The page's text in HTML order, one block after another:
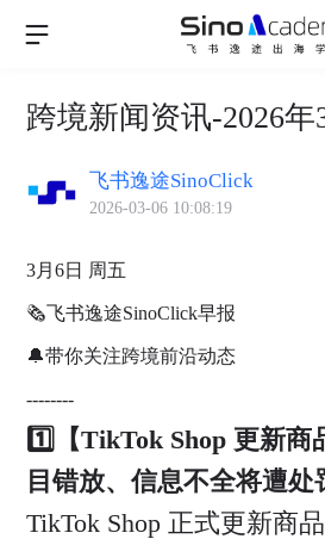
跨境新闻资讯-2026年
飞书逸途SinoClick
2026-03-06 10:08:19
3月6日 周五
🗞飞书逸途SinoClick早报
🔔带你关注跨境前沿动态
--------
1️⃣【TikTok Shop 更新商
目错放、信息不全将遭处
TikTok Shop 正式更新商